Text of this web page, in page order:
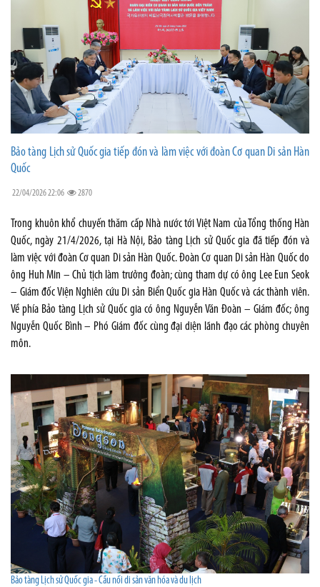
Bảo tàng Lịch sử Quốc gia tiếp đón và làm việc với đoàn Cơ quan Di sản Hàn
Quốc
22/04/2026 22:06 2870
Trong khuôn khổ chuyến thăm cấp Nhà nước tới Việt Nam của Tổng thống Hàn
Quốc, ngày 21/4/2026, tại Hà Nội, Bảo tàng Lịch sử Quốc gia đã tiếp đón và
làm việc với đoàn Cơ quan Di sản Hàn Quốc. Đoàn Cơ quan Di sản Hàn Quốc do
ông Huh Min – Chủ tịch làm trưởng đoàn; cùng tham dự có ông Lee Eun Seok
– Giám đốc Viện Nghiên cứu Di sản Biển Quốc gia Hàn Quốc và các thành viên.
Về phía Bảo tàng Lịch sử Quốc gia có ông Nguyễn Văn Đoàn – Giám đốc; ông
Nguyễn Quốc Bình – Phó Giám đốc cùng đại diện lãnh đạo các phòng chuyên
môn.
Bảo tàng Lịch sử Quốc gia - Cầu nối di sản văn hóa và du lịch